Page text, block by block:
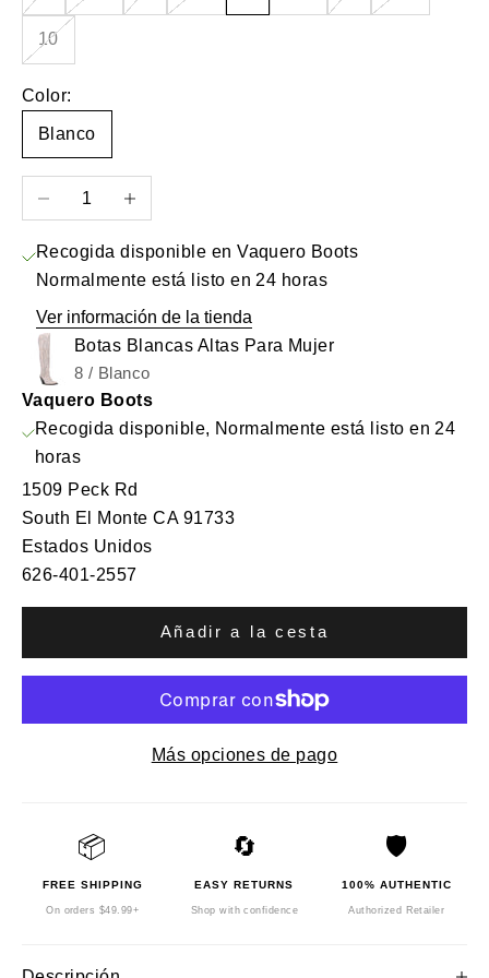
10
Color:
Blanco
Reducir cantidadAumentar cantidad
Recogida disponible en Vaquero Boots
Normalmente está listo en 24 horas
Ver información de la tienda
Botas Blancas Altas Para Mujer
8 / Blanco
Vaquero Boots
Recogida disponible, Normalmente está listo en 24
horas
1509 Peck Rd
South El Monte CA 91733
Estados Unidos
626-401-2557
Añadir a la cesta
Más opciones de pago
📦
FREE SHIPPING
On orders $49.99+
🔄
EASY RETURNS
Shop with confidence
🛡️
100% AUTHENTIC
Authorized Retailer